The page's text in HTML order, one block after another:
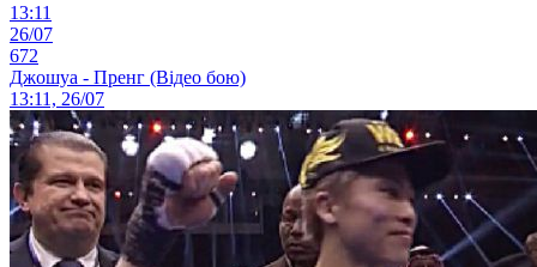
13:11
26/07
672
Джошуа - Пренг (Відео бою)
13:11, 26/07